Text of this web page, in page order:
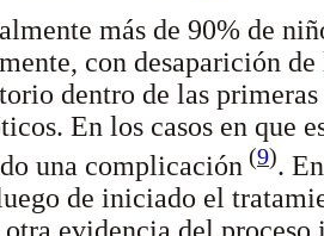
más de 90% de
con desaparición
dentro de las
En los casos en que
una complicación (9).
de iniciado el